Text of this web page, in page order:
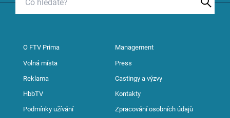
O FTV Prima Management
Volná místa Press
Reklama Castingy a výzvy
HbbTV Kontakty
Podmínky užívání Zpracování osobních údajů